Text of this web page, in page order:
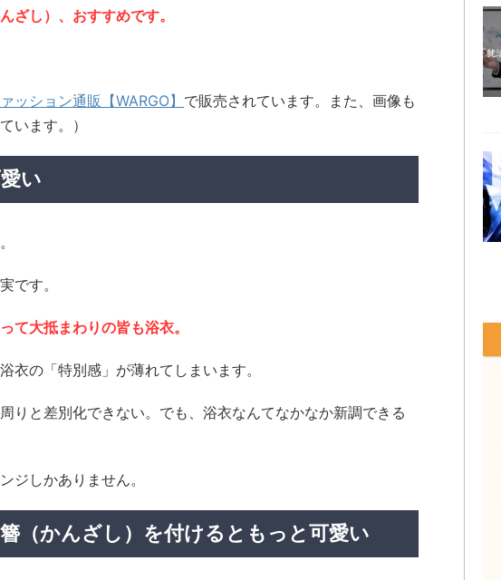
ざし）、おすすめです。
ッション通販【WARGO】 で販売されています。また、画像も
います。）
い
です。
て大抵まわりの皆も浴衣。
衣の「特別感」が薄れてしまいます。
りと差別化できない。でも、浴衣なんてなかなか新調できる
ジしかありません。
（かんざし）を付けるともっと可愛い